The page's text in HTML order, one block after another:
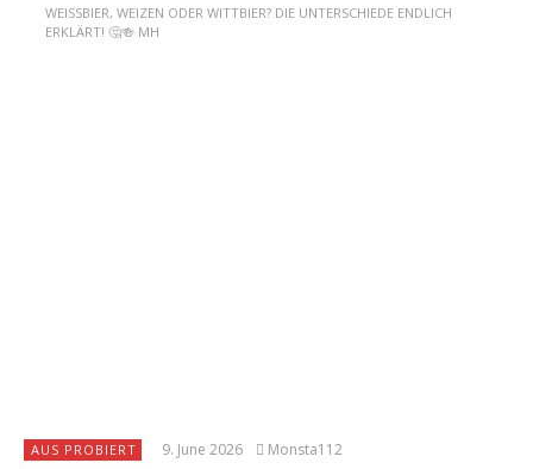
WEISSBIER, WEIZEN ODER WITTBIER? DIE UNTERSCHIEDE ENDLICH E
RKLÄRT! 🤔🍻 MH
AUS PROBIERT 9. June 2026 Monsta112